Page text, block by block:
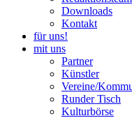
Downloads
Kontakt
für uns!
mit uns
Partner
Künstler
Vereine/
Runder Tisch
Kulturbörse